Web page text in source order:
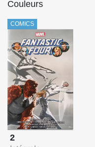
Couleurs
COMICS
2